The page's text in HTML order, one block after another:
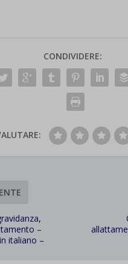
CONDIVIDERE:
–
italiano –